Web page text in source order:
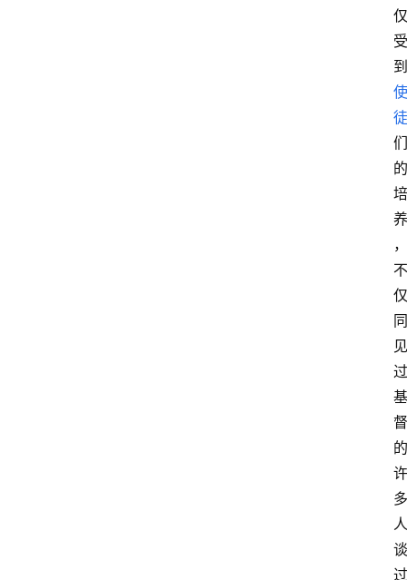
仅
受
到
使
徒
们
的
培
养
，
不
仅
同
见
过
基
督
的
许
多
人
谈
过